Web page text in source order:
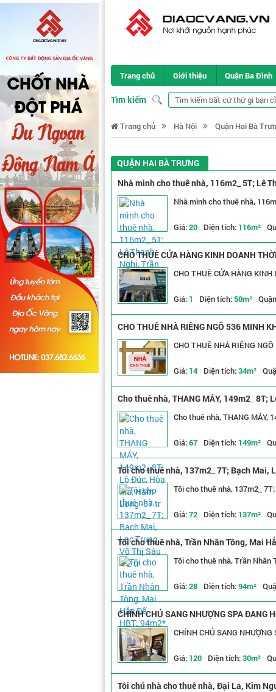
Trang chủ Giới thiệu Quận Ba Đình
Tìm kiếm
Trang chủ Hà Nội Quận Hai Bà
QUẬN HAI BÀ TRƯNG
Nhà mình cho thuê nhà, 116m2_ 5T; Lê
Nhà mình cho thuê nhà,
Giá:20 Diện tích: 116m²
CHO THUÊ CỬA HÀNG KINH DOANH
CHO THUÊ CỬA HÀNG
Giá: 1 Diện tích:50m²
CHO THUÊ NHÀ RIÊNG NGÕ 536 MINH
CHO THUÊ NHÀ RIÊNG
Giá: 14 Diện tích:34m²
Cho thuê nhà, THANG MÁY, 149m2_ 8T;
Cho thuê nhà, THANG MÁY,
Giá:67 Diện tích: 149m²
Tôi cho thuê nhà, 137m2_ 7T; Bạch Mai,
Tôi cho thuê nhà, 137m2_
Giá:72 Diện tích: 137m²
Tôi cho thuê nhà, Trần Nhân Tông, Mai
Tôi cho thuê nhà, Trần Nhân
Giá:28 Diện tích:94m²
CHÍNH CHỦ SANG NHƯỢNG SPA ĐANG
CHÍNH CHỦ SANG
Giá: 120 Diện tích:30m²
Tôi chủ nhà cho thuê nhà, Đại La, Kim